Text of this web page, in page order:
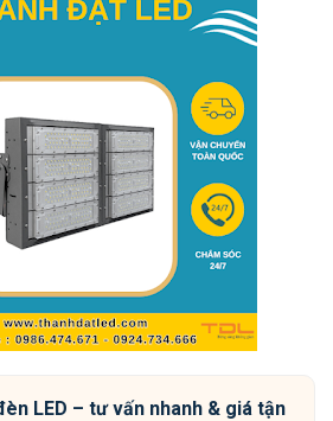
LED – tư vấn nhanh & giá tận